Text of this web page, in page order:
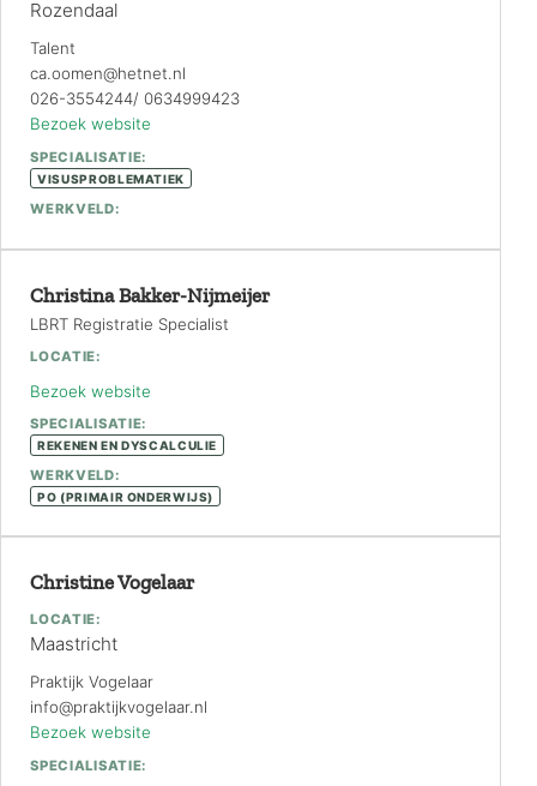
Rozendaal
Talent
ca.oomen@hetnet.nl
026-3554244/ 0634999423
Bezoek website
SPECIALISATIE:
VISUSPROBLEMATIEK
WERKVELD:
Christina Bakker-Nijmeijer
LBRT Registratie Specialist
LOCATIE:
Bezoek website
SPECIALISATIE:
REKENEN EN DYSCALCULIE
WERKVELD:
PO (PRIMAIR ONDERWIJS)
Christine Vogelaar
LOCATIE:
Maastricht
Praktijk Vogelaar
info@praktijkvogelaar.nl
Bezoek website
SPECIALISATIE: